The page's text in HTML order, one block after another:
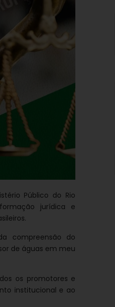
Público do Rio
jurídica e
compreensão do
de águas em meu
os promotores e
institucional e ao